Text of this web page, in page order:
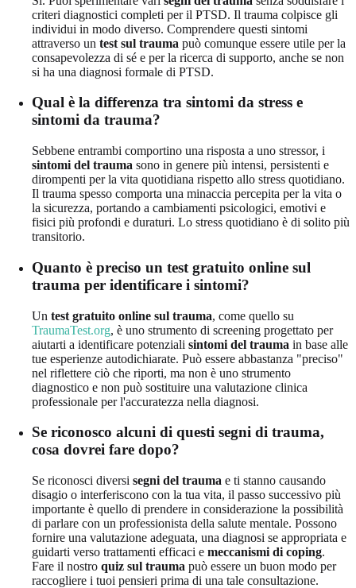
criteri diagnostici completi per il PTSD. Il trauma colpisce gli
individui in modo diverso. Comprendere questi sintomi
attraverso un test sul trauma può comunque essere utile per la
consapevolezza di sé e per la ricerca di supporto, anche se non
si ha una diagnosi formale di PTSD.
Qual è la differenza tra sintomi da stress e
sintomi da trauma?
Sebbene entrambi comportino una risposta a uno stressor, i
sintomi del trauma sono in genere più intensi, persistenti e
dirompenti per la vita quotidiana rispetto allo stress quotidiano.
Il trauma spesso comporta una minaccia percepita per la vita o
la sicurezza, portando a cambiamenti psicologici, emotivi e
fisici più profondi e duraturi. Lo stress quotidiano è di solito più
transitorio.
Quanto è preciso un test gratuito online sul
trauma per identificare i sintomi?
Un test gratuito online sul trauma, come quello su
TraumaTest.org, è uno strumento di screening progettato per
aiutarti a identificare potenziali sintomi del trauma in base alle
tue esperienze autodichiarate. Può essere abbastanza "preciso"
nel riflettere ciò che riporti, ma non è uno strumento
diagnostico e non può sostituire una valutazione clinica
professionale per l'accuratezza nella diagnosi.
Se riconosco alcuni di questi segni di trauma,
cosa dovrei fare dopo?
Se riconosci diversi segni del trauma e ti stanno causando
disagio o interferiscono con la tua vita, il passo successivo più
importante è quello di prendere in considerazione la possibilità
di parlare con un professionista della salute mentale. Possono
fornire una valutazione adeguata, una diagnosi se appropriata e
guidarti verso trattamenti efficaci e meccanismi di coping.
Fare il nostro quiz sul trauma può essere un buon modo per
raccogliere i tuoi pensieri prima di una tale consultazione.